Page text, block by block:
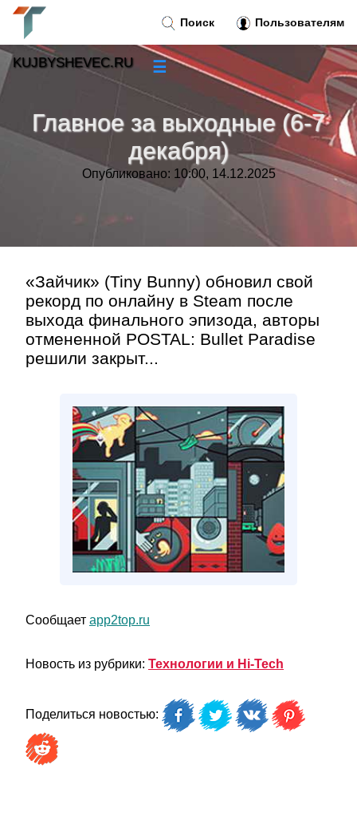
Главное за выходные (6-7
декабря)
Опубликовано: 10:00, 14.12.2025
«Зайчик» (Tiny Bunny) обновил свой
рекорд по онлайну в Steam после
выхода финального эпизода, авторы
отмененной POSTAL: Bullet Paradise
решили закрыт...
Сообщает app2top.ru
Новость из рубрики: Технологии и Hi-Tech
Поделиться новостью:
Поиск Пользователям
KUJBYSHEVEC.RU ☰
»
Тренды новостей »
»
Контакт»